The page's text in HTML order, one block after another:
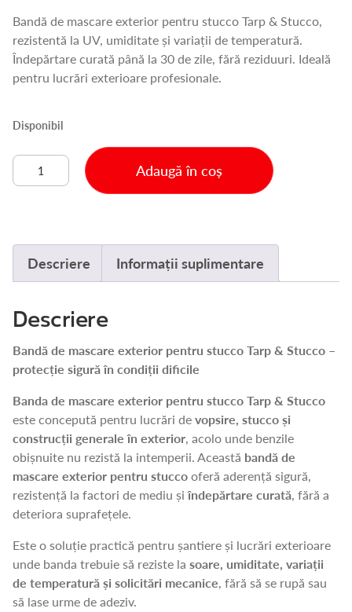
Bandă de mascare exterior pentru stucco Tarp & Stucco,
rezistentă la UV, umiditate și variații de temperatură.
Îndepărtare curată până la 30 de zile, fără reziduuri. Ideală
pentru lucrări exterioare profesionale.
Disponibil
Cantitate
BANDĂ
STUCCO
Adaugă în coș
Descriere Informații suplimentare
Descriere
Bandă de mascare exterior pentru stucco Tarp & Stucco –
protecție sigură în condiții dificile
Banda de mascare exterior pentru stucco Tarp & Stucco
este concepută pentru lucrări devopsire, stucco și
construcții generale în exterior, acolo unde benzile
obișnuite nu rezistă la intemperii. Această bandă de
mascare exterior pentru stuccooferă aderență sigură,
rezistență la factori de mediu șiîndepărtare curată, fără a
deteriora suprafețele.
Este o soluție practică pentru șantiere și lucrări exterioare
unde banda trebuie să reziste la soare, umiditate, variații
de temperatură și solicitări mecanice, fără să se rupă sau
să lase urme de adeziv.